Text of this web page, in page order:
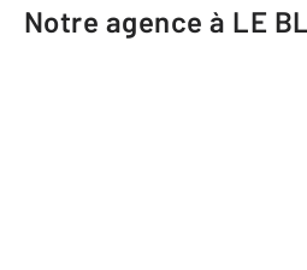
Notre agence à LE